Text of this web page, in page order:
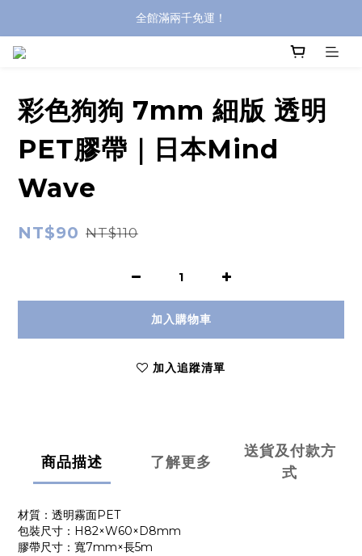
全館滿兩千免運！
全館滿兩千免運！
彩色狗狗 7mm 細版 透明
PET膠帶｜日本Mind
Wave
NT$90 NT$110
加入購物車
加入追蹤清單
商品描述 了解更多
送貨及付款方
式
材質：透明霧面PET
包裝尺寸：H82×W60×D8mm
膠帶尺寸：寬7mm×長5m